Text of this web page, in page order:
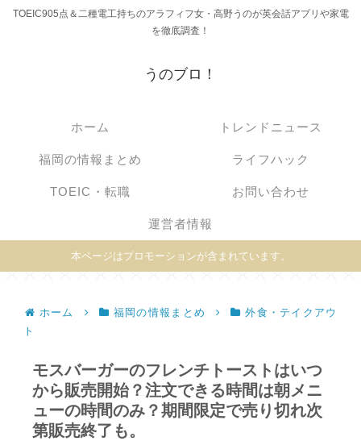
TOEIC905点＆二種電工持ちのアラフィフ女・高野うのが英会話アプリや家電
を徹底調査！
うのブロ！
ホーム トレンドニュース
福岡の情報まとめ ライフハック
TOEIC・転職 お問い合わせ
運営者情報
本ページはプロモーションが含まれています。
ホーム 福岡の情報まとめ
外食・テイクアウ
ト
モスバーガーのフレンチトーストはいつ
から販売開始？注文できる時間は朝メニ
ューの時間のみ？期間限定で売り切れ次
第販売終了も。